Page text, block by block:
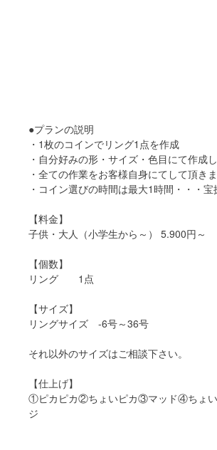
●プランの説明
・1枚のコインでリング1点を作成
・自分好みの形・サイズ・色目にて作成
・全ての作業をお客様自身にてして頂きま
・コイン選びの時間は最大1時間・・・宝
【料金】
子供・大人（小学生から～） 5.900円～
【個数】
リング 1点
【サイズ】
リングサイズ -6号～36号
それ以外のサイズはご相談下さい。
【仕上げ】
①ピカピカ②ちょいピカ③マッド④ちょ
ジ